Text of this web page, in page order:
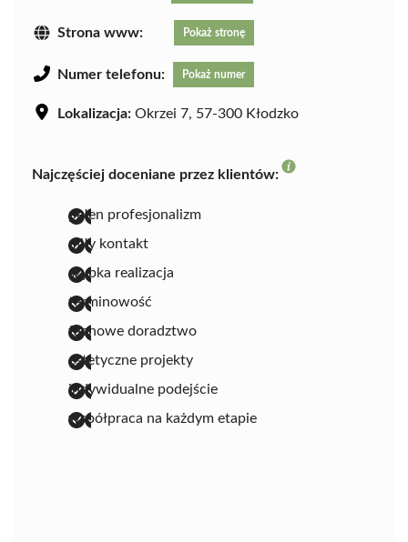
Strona www: Pokaż stronę
Numer telefonu: Pokaż numer
Lokalizacja: Okrzei 7, 57-300 Kłodzko
Najczęściej doceniane przez klientów:
pełen profesjonalizm
miły kontakt
szybka realizacja
terminowość
fachowe doradztwo
estetyczne projekty
indywidualne podejście
współpraca na każdym etapie